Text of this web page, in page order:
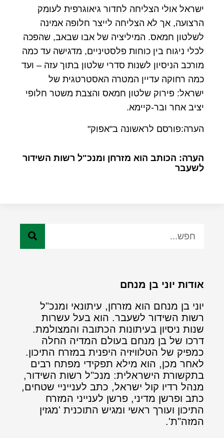
ישראל אולי הצליחה לחדור גיאוגרפית לעומק
הרצועה, אך לא הצליחה לייצר חלופה אמינה
לשלטון חמאס. המיליציה של אבו שבאב, שהפכה
לכלי ניגוח בין כוחות פלסטיניים, מדגישה עד כמה
מורכב הניסיון לשנות סדרי שלטון בתוך עזה – ועד
כמה רחוקה עדיין המטרה האסטרטגית של
ישראל: פירוק שלטון חמאס והצבת משטר חלופי
יציב אחר ובר-קיימא.
הערה:פורסם לראשונה ב"אפוק"
הערה: הכותב הוא מזרחן ומנכ"ל רשות השידור
לשעבר
אודות יוני בן מנחם
יוני בן מנחם הוא מזרחן, עיתונאי ומנכ"ל
רשות השידור לשעבר. הוא בעל עשרות
שנות ניסיון בעיתונות הכתובה והמצולמת.
דרכו של בן מנחם בעולם המדיה החלה
כמפיק של הטלוויזיה היפנית במזרח התיכון.
לאחר מכן, הוא מילא תפקידי מפתח רבים
בתקשורת הישראלית: מנכ"ל רשות השידור,
מנהל רדיו קול ישראל, כתב לענייניי שטחים,
כתב ופרשן מדיני, פרשן לענייני המזרח
התיכון ועורך ראשי ומגיש התוכנית 'מגזין
המזה"ת'.